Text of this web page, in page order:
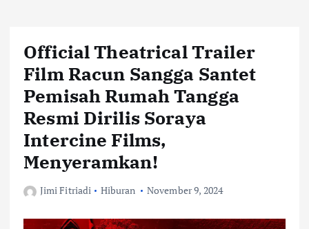
Official Theatrical Trailer
Film Racun Sangga Santet
Pemisah Rumah Tangga
Resmi Dirilis Soraya
Intercine Films,
Menyeramkan!
Jimi Fitriadi Hiburan November 9, 2024